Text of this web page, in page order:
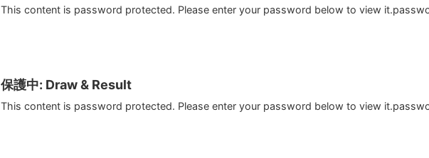
This content is password protected. Please enter your password below to view
保護中: Draw & Result
This content is password protected. Please enter your password below to view